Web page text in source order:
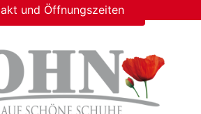
und Öffnungszeiten